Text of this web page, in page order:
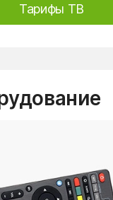
Тарифы ТВ